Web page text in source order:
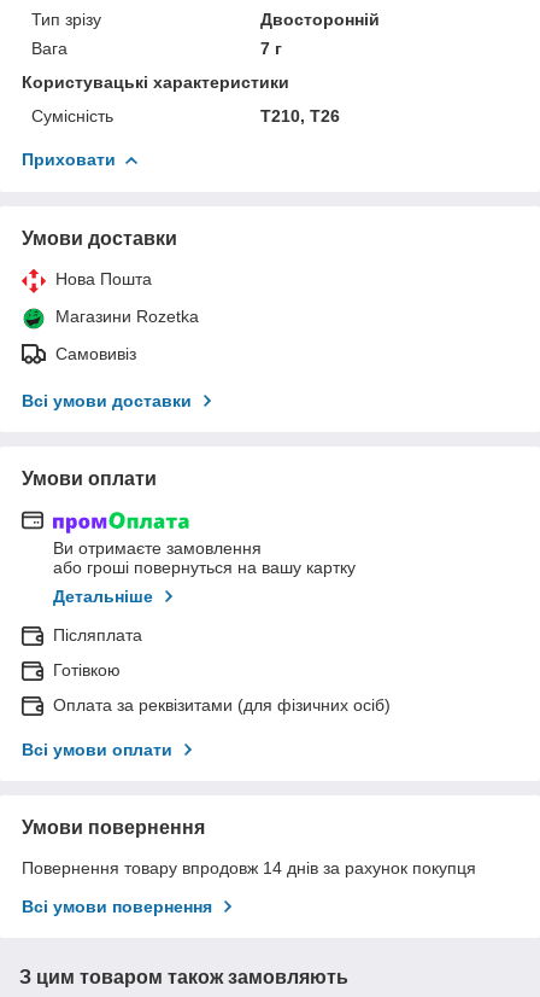
Тип зрізу
Двосторонній
Вага
7 г
Користувацькі характеристики
Сумісність
T210, T26
Приховати
Умови доставки
Нова Пошта
Магазини Rozetka
Самовивіз
Всі умови доставки
Умови оплати
Ви отримаєте замовлення
або гроші повернуться на вашу картку
Детальніше
Післяплата
Готівкою
Оплата за реквізитами (для фізичних осіб)
Всі умови оплати
Умови повернення
Повернення товару впродовж 14 днів за рахунок покупця
Всі умови повернення
З цим товаром також замовляють